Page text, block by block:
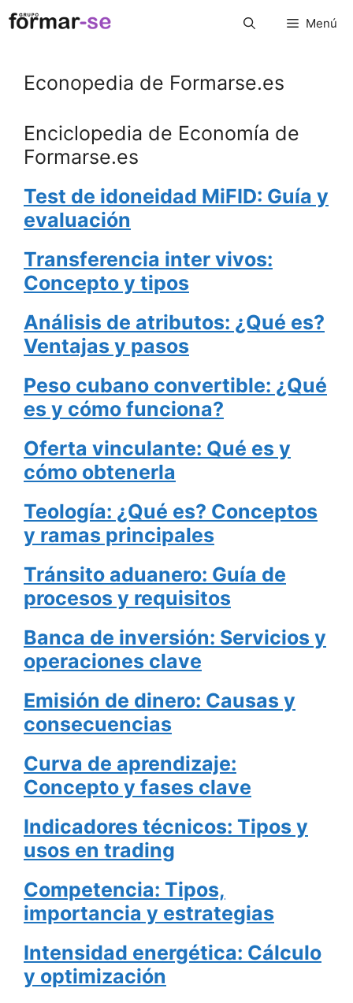
Saltar
al
Menú
Econopedia de Formarse.es
Enciclopedia de Economía de
Formarse.es
Test de idoneidad MiFID: Guía y
evaluación
Transferencia inter vivos:
Concepto y tipos
Análisis de atributos: ¿Qué es?
Ventajas y pasos
Peso cubano convertible: ¿Qué
es y cómo funciona?
Oferta vinculante: Qué es y
cómo obtenerla
Teología: ¿Qué es? Conceptos
y ramas principales
Tránsito aduanero: Guía de
procesos y requisitos
Banca de inversión: Servicios y
operaciones clave
Emisión de dinero: Causas y
consecuencias
Curva de aprendizaje:
Concepto y fases clave
Indicadores técnicos: Tipos y
usos en trading
Competencia: Tipos,
importancia y estrategias
Intensidad energética: Cálculo
y optimización